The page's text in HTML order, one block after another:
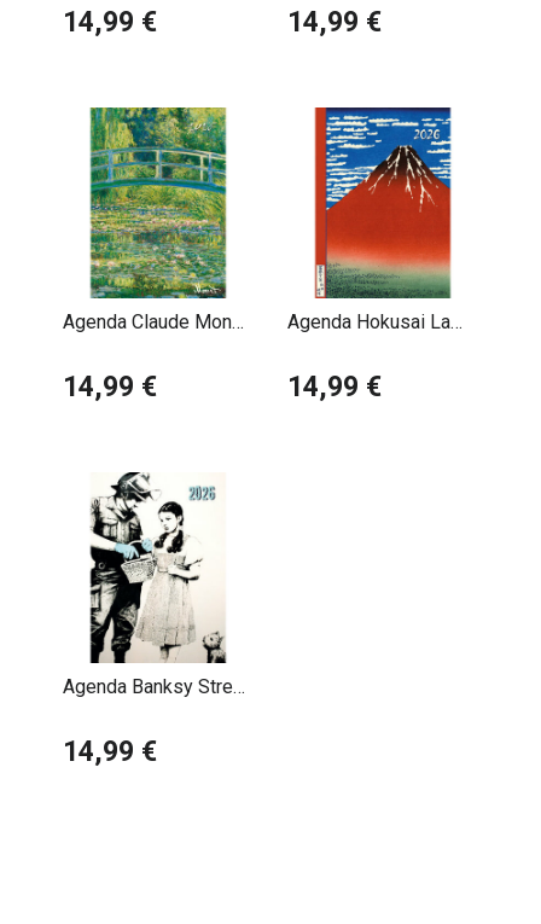
14,99 € 14,99 €
Agenda Claude Monet
14,99 €
Agenda Hokusai La
14,99 €
Agenda Banksy Street
14,99 €